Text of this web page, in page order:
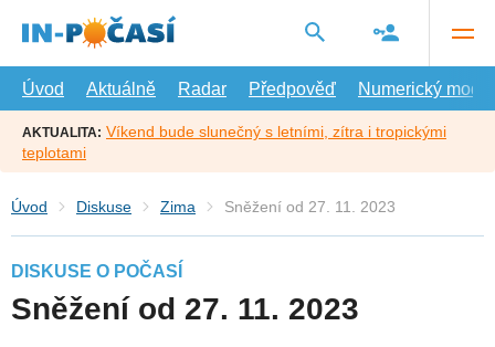
hlavní
Úvod
Aktuálně Radar Předpověď Numerický model
AKTUALITA: Víkend bude slunečný s letními, zítra i tropickými
teplotami
Úvod Diskuse Zima Sněžení od 27. 11. 2023
DISKUSE O POČASÍ
Sněžení od 27. 11. 2023